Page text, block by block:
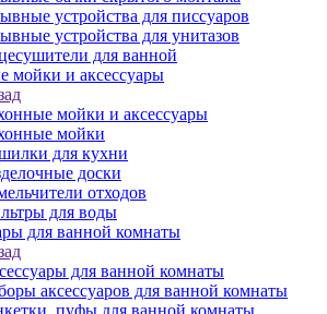
устройства для писсуаров
устройства для унитазов
для ванной
мойки и аксессуары
мойки и аксессуары
мойки
для кухни
доски
отходов
для воды
для ванной комнаты
для ванной комнаты
аксессуаров для ванной комнаты
пуфы для ванной комнаты